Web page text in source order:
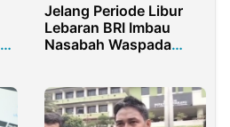
Jelang Periode Libur
Lebaran BRI Imbau
Nasabah Waspada